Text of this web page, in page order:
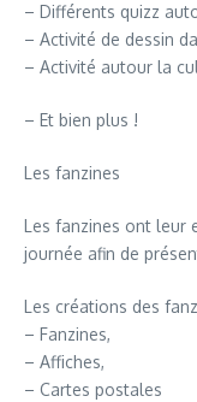
– Différents quizz
– Activité de dessin
– Activité autour la
– Et bien plus !
Les fanzines
Les fanzines ont leur
journée afin de
Les créations des
– Fanzines,
– Affiches,
– Cartes postales